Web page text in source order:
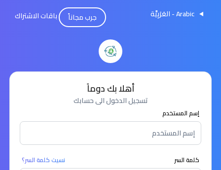
جرب مجاناً باقات الاشتراك
أهلا بك دوماً
تسجيل الدخول الى حسابك
إسم المستخدم
كلمة السر نسيت كلمة السر؟